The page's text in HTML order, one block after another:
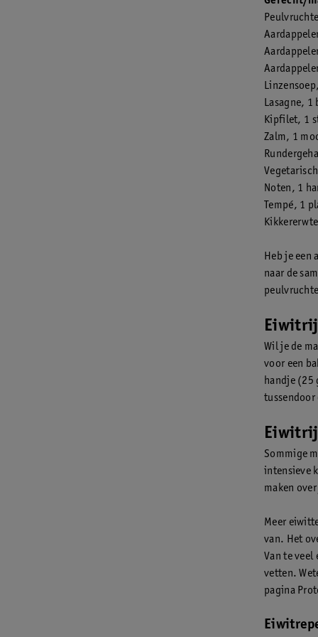
Lasagne, 1
Kipfilet, 1
Zalm, 1
Noten, 1
Tempé, 1
Heb je
naar de
Wil je de
voor een
handje (25
tussendoor
Sommige
intensieve
maken
Meer
van. Het
Van te veel
vetten.
pagina